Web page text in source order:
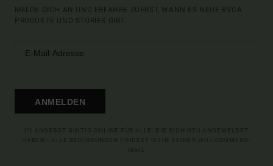
MELDE DICH AN UND ERFAHRE ZUERST, WANN ES NEUE RVCA
PRODUKTE UND STORIES GIBT.
ANMELDEN